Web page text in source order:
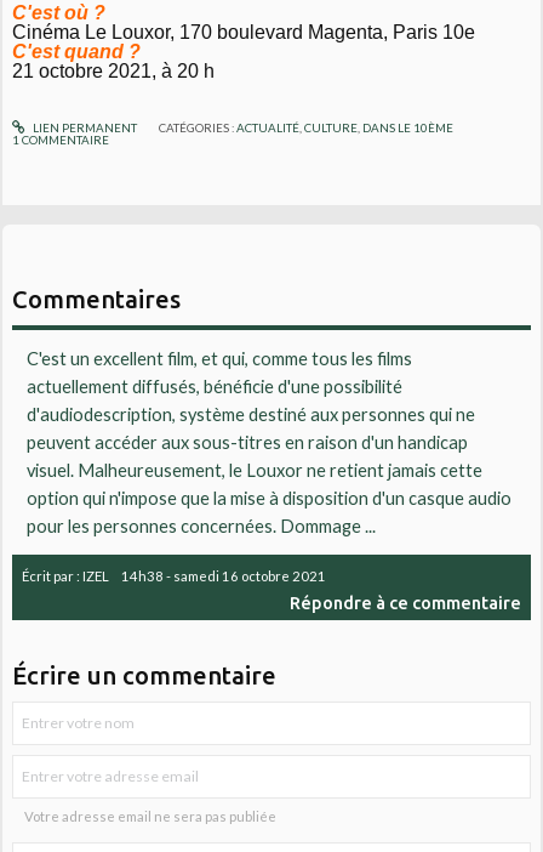
C'est où ?
Cinéma Le Louxor, 170 boulevard Magenta, Paris 10e
C'est quand ?
21 octobre 2021, à 20 h
LIEN PERMANENT CATÉGORIES :ACTUALITÉ, CULTURE, DANS LE 10ÈME
1 COMMENTAIRE
Commentaires
C'est un excellent film, et qui, comme tous les films
actuellement diffusés, bénéficie d'une possibilité
d'audiodescription, système destiné aux personnes qui ne
peuvent accéder aux sous-titres en raison d'un handicap
visuel. Malheureusement, le Louxor ne retient jamais cette
option qui n'impose que la mise à disposition d'un casque audio
pour les personnes concernées. Dommage ...
Écrit par : IZEL 14h38 - samedi 16 octobre 2021
Répondre à ce commentaire
Écrire un commentaire
Votre adresse email ne sera pas publiée